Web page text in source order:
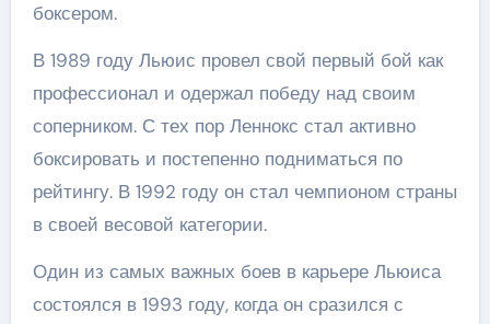
боксером.
В 1989 году Льюис провел свой первый бой как
профессионал и одержал победу над своим
соперником. С тех пор Леннокс стал активно
боксировать и постепенно подниматься по
рейтингу. В 1992 году он стал чемпионом страны
в своей весовой категории.
Один из самых важных боев в карьере Льюиса
состоялся в 1993 году, когда он сразился с